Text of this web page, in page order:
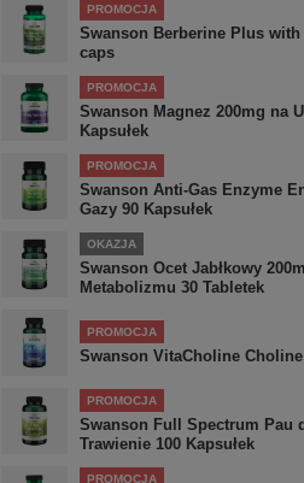
PROMOCJA
Swanson Berberine Plus
caps
PROMOCJA
Swanson Magnez 200mg na
Kapsułek
PROMOCJA
Swanson Anti-Gas Enzyme
Gazy 90 Kapsułek
OKAZJA
Swanson Ocet Jabłkowy
Metabolizmu 30 Tabletek
PROMOCJA
Swanson VitaCholine
PROMOCJA
Swanson Full Spectrum Pau
Trawienie 100 Kapsułek
PROMOCJA